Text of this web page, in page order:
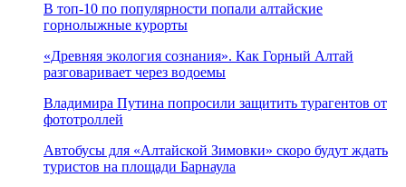
В топ-10 по популярности попали алтайские
горнолыжные курорты
«Древняя экология сознания». Как Горный Алтай
разговаривает через водоемы
Владимира Путина попросили защитить турагентов от
фототроллей
Автобусы для «Алтайской Зимовки» скоро будут ждать
туристов на площади Барнаула